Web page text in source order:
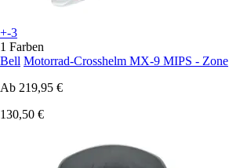
+-3
1 Farben
Bell Motorrad-Crosshelm MX-9 MIPS - Zone
Ab 219,95 €
130,50 €